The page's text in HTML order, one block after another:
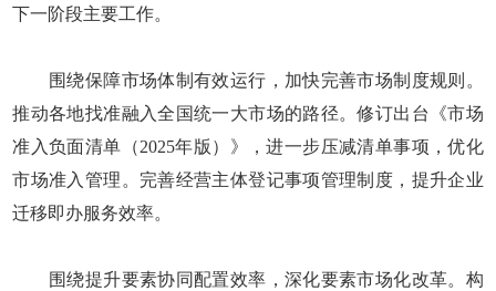
下一阶段主要工作。
围绕保障市场体制有效运行，加快完善市场制度规则。
推动各地找准融入全国统一大市场的路径。修订出台《市场
准入负面清单（2025年版）》，进一步压减清单事项，优化
市场准入管理。完善经营主体登记事项管理制度，提升企业
迁移即办服务效率。
围绕提升要素协同配置效率，深化要素市场化改革。构